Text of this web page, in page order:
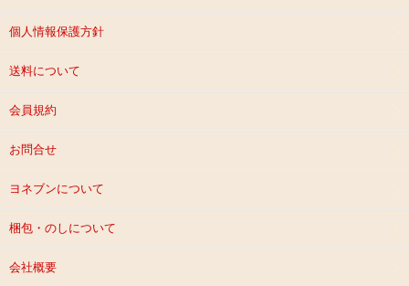
個人情報保護方針
送料について
会員規約
お問合せ
ヨネブンについて
梱包・のしについて
会社概要